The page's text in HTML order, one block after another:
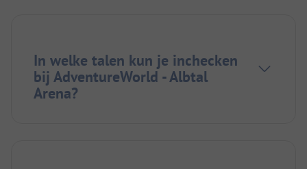
In welke talen kun je inchecken
bij AdventureWorld - Albtal
Arena?